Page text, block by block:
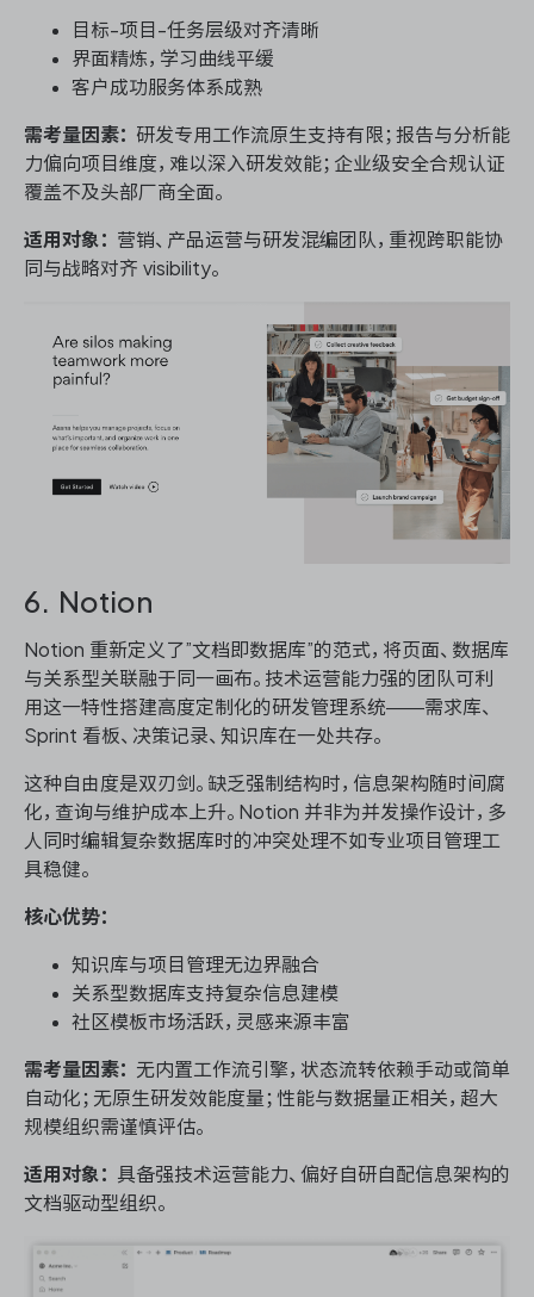
目标-项目-任务层级对齐清晰
界面精炼，学习曲线平缓
客户成功服务体系成熟
需考量因素：
研发专用工作流原生支持有限；报告与分析能
力偏向项目维度，难以深入研发效能；企业级安全合规认证
覆盖不及头部厂商全面。
适用对象：
营销、产品运营与研发混编团队，重视跨职能协
同与战略对齐 visibility。
6. Notion
Notion 重新定义了”文档即数据库”的范式，将页面、数据库
与关系型关联融于同一画布。技术运营能力强的团队可利
用这一特性搭建高度定制化的研发管理系统——需求库、
Sprint 看板、决策记录、知识库在一处共存。
这种自由度是双刃剑。缺乏强制结构时，信息架构随时间腐
化，查询与维护成本上升。Notion 并非为并发操作设计，多
人同时编辑复杂数据库时的冲突处理不如专业项目管理工
具稳健。
核心优势：
知识库与项目管理无边界融合
关系型数据库支持复杂信息建模
社区模板市场活跃，灵感来源丰富
需考量因素：
无内置工作流引擎，状态流转依赖手动或简单
自动化；无原生研发效能度量；性能与数据量正相关，超大
规模组织需谨慎评估。
适用对象：
具备强技术运营能力、偏好自研自配信息架构的
文档驱动型组织。